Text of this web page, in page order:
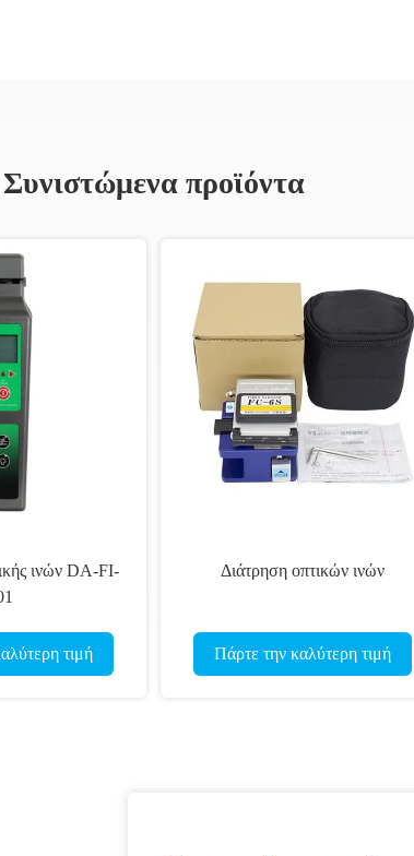
Συνιστώμενα προϊόντα
ινών DA-FI-
τιμή
Διάτρηση οπτικών ινών
Πάρτε την καλύτερη τιμή